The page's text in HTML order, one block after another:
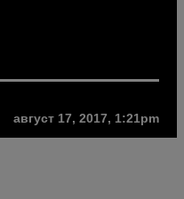
август 17, 2017, 1:21pm